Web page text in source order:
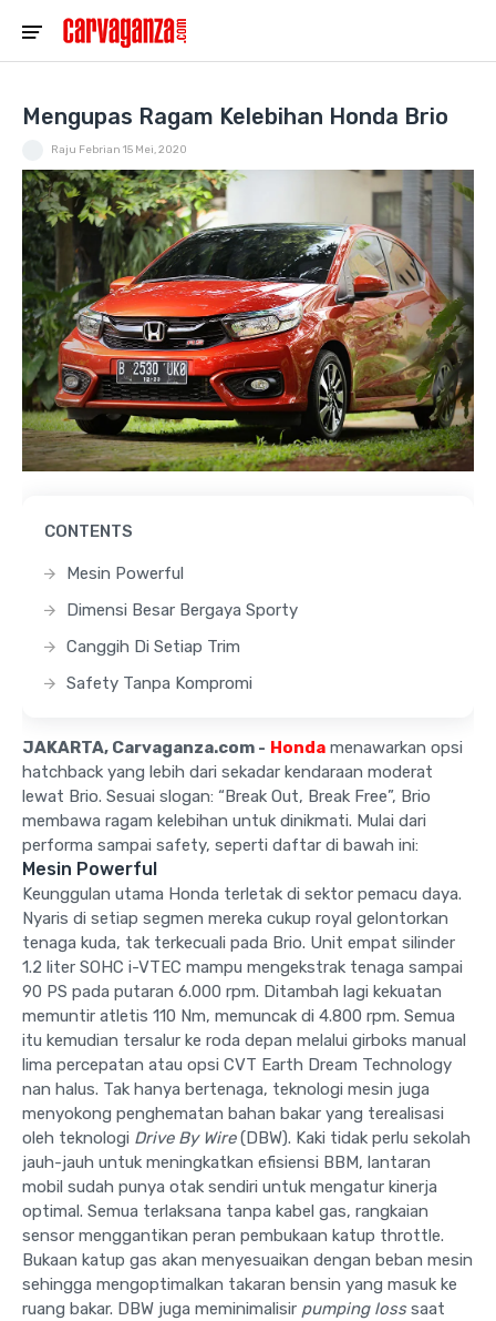
Mengupas Ragam Kelebihan Honda Brio
Raju Febrian 15 Mei, 2020
CONTENTS
Mesin Powerful
Dimensi Besar Bergaya Sporty
Canggih Di Setiap Trim
Safety Tanpa Kompromi
JAKARTA, Carvaganza.com - Honda menawarkan opsi
hatchback yang lebih dari sekadar kendaraan moderat
lewat Brio. Sesuai slogan: “Break Out, Break Free”, Brio
membawa ragam kelebihan untuk dinikmati. Mulai dari
performa sampai safety, seperti daftar di bawah ini:
Mesin Powerful
Keunggulan utama Honda terletak di sektor pemacu daya.
Nyaris di setiap segmen mereka cukup royal gelontorkan
tenaga kuda, tak terkecuali pada Brio. Unit empat silinder
1.2 liter SOHC i-VTEC mampu mengekstrak tenaga sampai
90 PS pada putaran 6.000 rpm. Ditambah lagi kekuatan
memuntir atletis 110 Nm, memuncak di 4.800 rpm. Semua
itu kemudian tersalur ke roda depan melalui girboks manual
lima percepatan atau opsi CVT Earth Dream Technology
nan halus. Tak hanya bertenaga, teknologi mesin juga
menyokong penghematan bahan bakar yang terealisasi
oleh teknologi Drive By Wire(DBW). Kaki tidak perlu sekolah
jauh-jauh untuk meningkatkan efisiensi BBM, lantaran
mobil sudah punya otak sendiri untuk mengatur kinerja
optimal. Semua terlaksana tanpa kabel gas, rangkaian
sensor menggantikan peran pembukaan katup throttle.
Bukaan katup gas akan menyesuaikan dengan beban mesin
sehingga mengoptimalkan takaran bensin yang masuk ke
ruang bakar. DBW juga meminimalisir pumping losssaat